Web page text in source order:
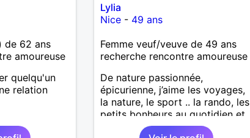
de 62 ans
amoureuse
quelqu'un
relation
Lylia
Nice - 49 ans
Femme veuf/veuve de 49 ans
recherche rencontre amoureuse
De nature passionnée,
épicurienne, j’aime les voyages,
la nature, le sport .. la rando, les
petits bonheurs au quotidien et
surtout … le chocolat 🙂 Je